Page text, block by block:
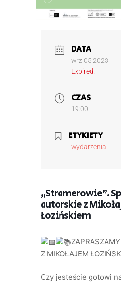
DATA
wrz 05 2023
Expired!
CZAS
19:00
ETYKIETY
wydarzenia
„Stramerowie”.
autorskie z
Łozińskiem
Z MIKOŁAJEM
Czy jesteście gotowi